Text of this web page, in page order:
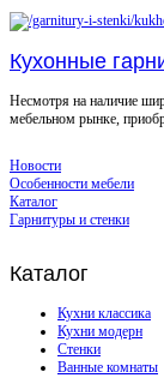
Кухонные
Несмотря на наличие
мебельном рынке,
Новости
Особенности мебели
Каталог
Гарнитуры и стенки
Каталог
Кухни классика
Кухни модерн
Стенки
Ванные комнаты